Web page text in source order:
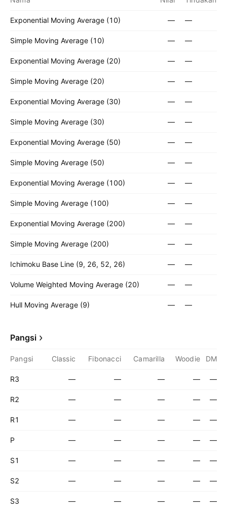
Exponential Moving Average (10) — —
Simple Moving Average (10) — —
Exponential Moving Average (20) — —
Simple Moving Average (20) — —
Exponential Moving Average (30) — —
Simple Moving Average (30) — —
Exponential Moving Average (50) — —
Simple Moving Average (50) — —
Exponential Moving Average (100) — —
Simple Moving Average (100) — —
Exponential Moving Average (200) — —
Simple Moving Average (200) — —
Ichimoku Base Line (9, 26, 52, 26) — —
Volume Weighted Moving Average (20) — —
Hull Moving Average (9) — —
Pangsi
Pangsi Classic Fibonacci Camarilla Woodie DM
R3 — — — — —
R2 — — — — —
R1 — — — — —
P — — — — —
S1 — — — — —
S2 — — — — —
S3 — — — — —